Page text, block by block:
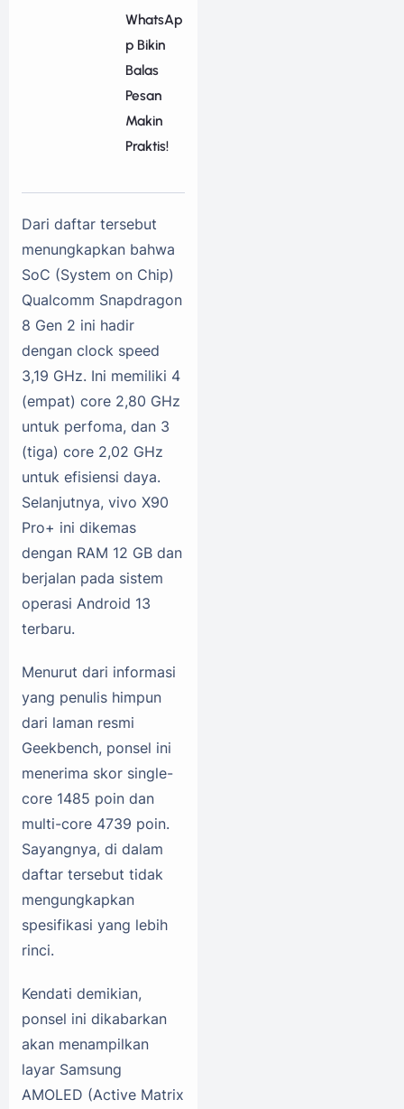
WhatsAp
p Bikin
Balas
Pesan
Makin
Praktis!
Dari daftar tersebut
menungkapkan bahwa
SoC (System on Chip)
Qualcomm Snapdragon
8 Gen 2 ini hadir
dengan clock speed
3,19 GHz. Ini memiliki 4
(empat) core 2,80 GHz
untuk perfoma, dan 3
(tiga) core 2,02 GHz
untuk efisiensi daya.
Selanjutnya, vivo X90
Pro+ ini dikemas
dengan RAM 12 GB dan
berjalan pada sistem
operasi Android 13
terbaru.
Menurut dari informasi
yang penulis himpun
dari laman resmi
Geekbench, ponsel ini
menerima skor single-
core 1485 poin dan
multi-core 4739 poin.
Sayangnya, di dalam
daftar tersebut tidak
mengungkapkan
spesifikasi yang lebih
rinci.
Kendati demikian,
ponsel ini dikabarkan
akan menampilkan
layar Samsung
AMOLED (Active Matrix